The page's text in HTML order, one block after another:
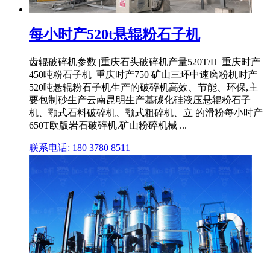
每小时产520t悬辊粉石子机
齿辊破碎机参数 |重庆石头破碎机产量520T/H |重庆时产
450吨粉石子机 |重庆时产750 矿山三环中速磨粉机时产
520吨悬辊粉石子机生产的破碎机高效、节能、环保,主
要包制砂生产云南昆明生产基碳化硅液压悬辊粉石子
机、颚式石料破碎机、颚式粗碎机、立 的滑粉每小时产
650T欧版岩石破碎机.矿山粉碎机械 ...
联系电话: 180 3780 8511